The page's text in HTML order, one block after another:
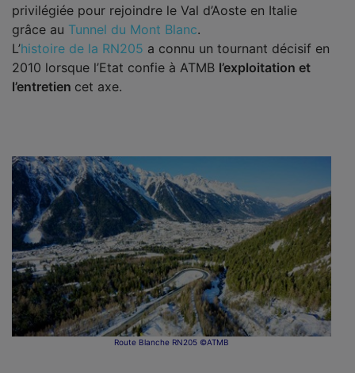
privilégiée pour rejoindre le Val d’Aoste en Italie
grâce au Tunnel du Mont Blanc.
L’histoire de la RN205 a connu un tournant décisif en
2010 lorsque l’Etat confie à ATMB l’exploitation et
l’entretien cet axe.
Route Blanche RN205 ©ATMB